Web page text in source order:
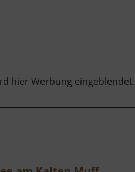
hier Werbung eingeblendet.